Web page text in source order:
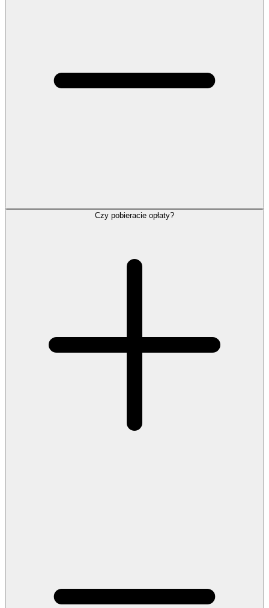
Czy pobieracie opłaty?